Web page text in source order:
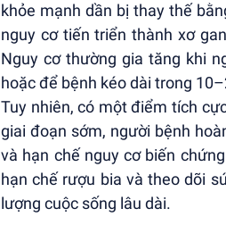
khỏe mạnh dần bị thay thế
nguy cơ tiến triển thành xơ
Nguy cơ thường gia tăng khi
hoặc để bệnh kéo dài trong
Tuy nhiên, có một điểm tích
giai đoạn sớm, người bệnh
và hạn chế nguy cơ biến
hạn chế rượu bia và theo dõi
lượng cuộc sống lâu dài.